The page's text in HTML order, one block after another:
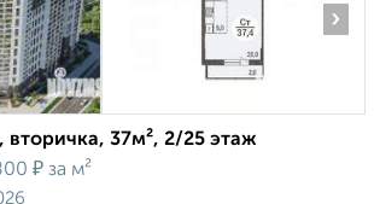
›
вторичка, 37м², 2/25 этаж
₽ за м²